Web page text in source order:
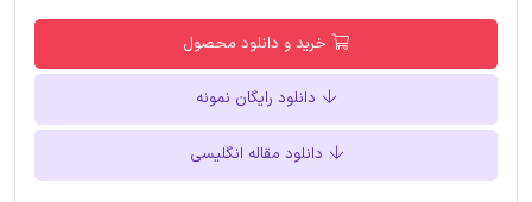
خرید و دانلود محصول
دانلود رایگان نمونه
دانلود مقاله انگلیسی